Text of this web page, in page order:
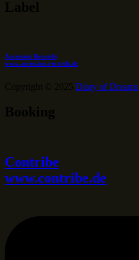
Accession Records
www.accession-records.de
Diary of Dreams
Contribe
www.contribe.de